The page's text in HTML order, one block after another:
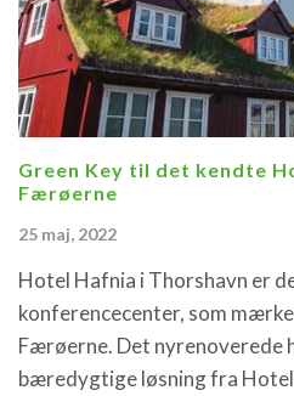
Green Key til det kendte
Færøerne
25 maj, 2022
Hotel Hafnia i Thorshavn er
konferencecenter, som
Færøerne. Det nyrenoverede
bæredygtige løsning fra Hotel